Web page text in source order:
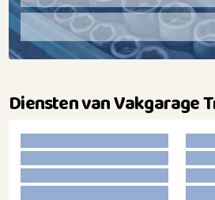
Diensten van Vakgarage